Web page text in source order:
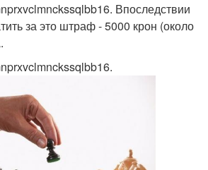
Впоследствии
за это штраф - 5000 крон (около